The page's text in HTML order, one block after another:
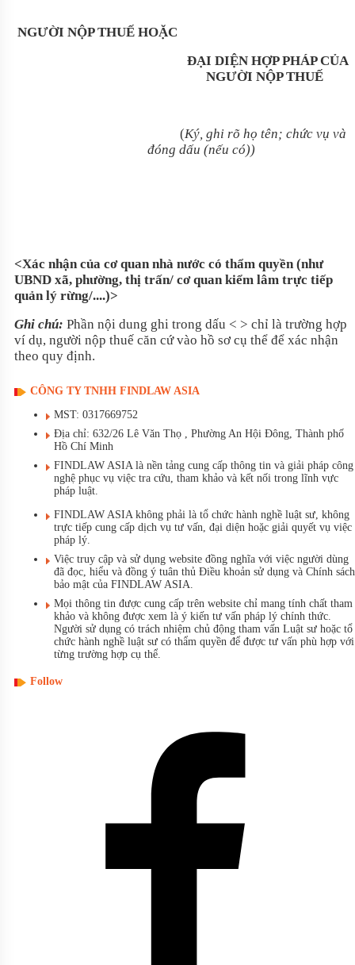
NGƯỜI NỘP THUẾ HOẶC
ĐẠI DIỆN HỢP PHÁP CỦA
NGƯỜI NỘP THUẾ
(Ký, ghi rõ họ tên; chức vụ và
đóng dấu (nếu có))
<Xác nhận của cơ quan nhà nước có thẩm quyền (như
UBND xã, phường, thị trấn/ cơ quan kiểm lâm trực tiếp
quản lý rừng/....)>
Ghi chú: Phần nội dung ghi trong dấu < > chỉ là trường hợp
ví dụ, người nộp thuế căn cứ vào hồ sơ cụ thể để xác nhận
theo quy định.
CÔNG TY TNHH FINDLAW ASIA
MST: 0317669752
Địa chỉ: 632/26 Lê Văn Thọ , Phường An Hội Đông, Thành phố
Hồ Chí Minh
FINDLAW ASIA là nền tảng cung cấp thông tin và giải pháp công
nghệ phục vụ việc tra cứu, tham khảo và kết nối trong lĩnh vực
pháp luật.
FINDLAW ASIA không phải là tổ chức hành nghề luật sư, không
trực tiếp cung cấp dịch vụ tư vấn, đại diện hoặc giải quyết vụ việc
pháp lý.
Việc truy cập và sử dụng website đồng nghĩa với việc người dùng
đã đọc, hiểu và đồng ý tuân thủ Điều khoản sử dụng và Chính sách
bảo mật của FINDLAW ASIA.
Mọi thông tin được cung cấp trên website chỉ mang tính chất tham
khảo và không được xem là ý kiến tư vấn pháp lý chính thức.
Người sử dụng có trách nhiệm chủ động tham vấn Luật sư hoặc tổ
chức hành nghề luật sư có thẩm quyền để được tư vấn phù hợp với
từng trường hợp cụ thể.
Follow